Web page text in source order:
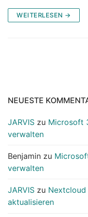
WEITERLESEN →
NEUESTE
JARVIS zu Microsoft
verwalten
Benjamin zu
verwalten
JARVIS zu
aktualisieren